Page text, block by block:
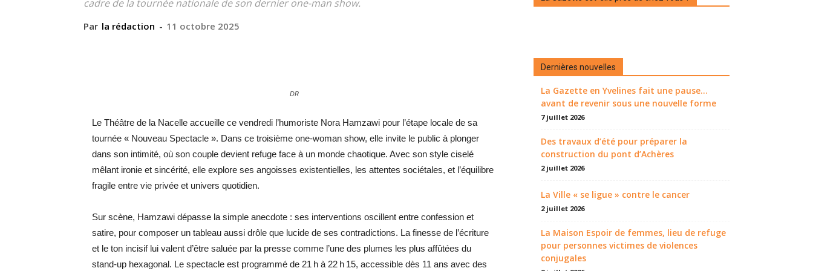
cadre de la tournée nationale de son dernier one-man show.
Par la rédaction - 11 octobre 2025
DR
Le Théâtre de la Nacelle accueille ce vendredi l’humoriste Nora Hamzawi pour l’étape locale de sa
tournée « Nouveau Spectacle ». Dans ce troisième one-woman show, elle invite le public à plonger
dans son intimité, où son couple devient refuge face à un monde chaotique. Avec son style ciselé
mêlant ironie et sincérité, elle explore ses angoisses existentielles, les attentes sociétales, et l’équilibre
fragile entre vie privée et univers quotidien.
Sur scène, Hamzawi dépasse la simple anecdote : ses interventions oscillent entre confession et
satire, pour composer un tableau aussi drôle que lucide de ses contradictions. La finesse de l’écriture
et le ton incisif lui valent d’être saluée par la presse comme l’une des plumes les plus affûtées du
stand-up hexagonal. Le spectacle est programmé de 21 h à 22 h 15, accessible dès 11 ans avec des
Dernières nouvelles
La Gazette en Yvelines fait une pause...
avant de revenir sous une nouvelle forme
7 juillet 2026
Des travaux d’été pour préparer la
construction du pont d’Achères
2 juillet 2026
La Ville « se ligue » contre le cancer
2 juillet 2026
La Maison Espoir de femmes, lieu de refuge
pour personnes victimes de violences
conjugales